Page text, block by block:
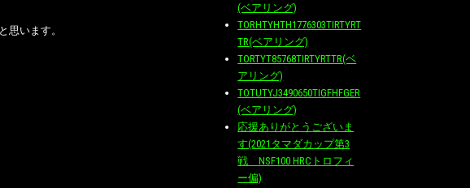
思います。
(ベアリング)
TORHTYHTH1776303TIRTYRT
TR(ベアリング)
TORTYT85768TIRTYRTTR(ベ
アリング)
TOTUTYJ3490650TIGFHFGER
(ベアリング)
応援ありがとうございま
す(2021タマダカップ第3
戦 NSF100 HRCトロフィ
ー偏)